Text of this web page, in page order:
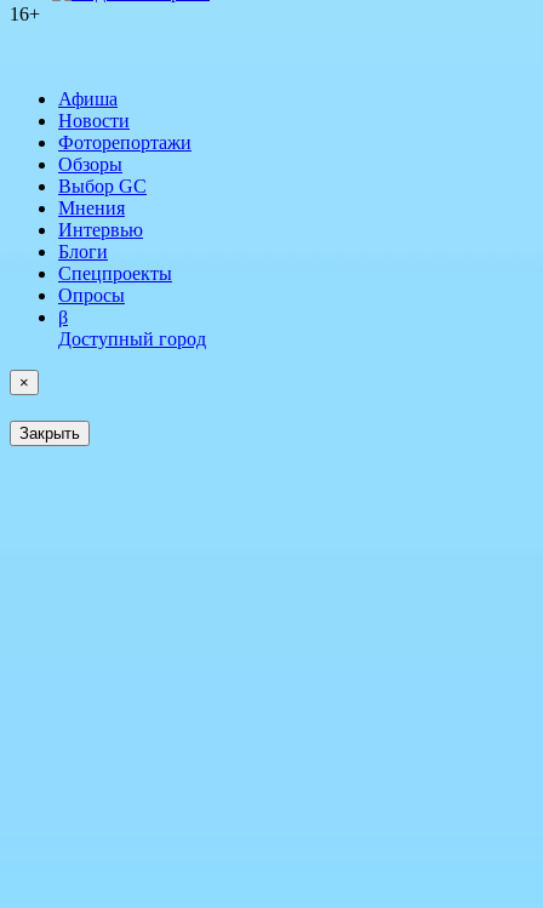
16+
Афиша
Новости
Фоторепортажи
Обзоры
Выбор GC
Мнения
Интервью
Блоги
Спецпроекты
Опросы
β
Доступный город
×
Закрыть